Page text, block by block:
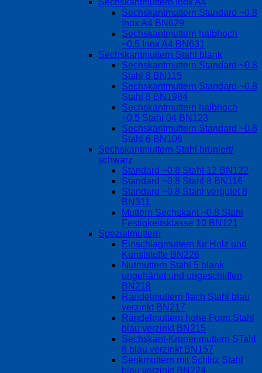
Sechskantmuttern Inox A4
Sechskantmuttern Standard ~0.8
Inox A4 BN629
Sechskantmuttern halbhoch
~0.5 Inox A4 BN631
Sechskantmuttern Stahl blank
Sechskantmuttern Standard ~0.8
Stahl 8 BN115
Sechskantmuttern Standard ~0.8
Stahl 8 BN1984
Sechskantmuttern halbhoch
~0.5 Stahl 04 BN123
Sechskantmuttern Standard ~0.8
Stahl 6 BN108
Sechskantmuttern Stahl brüniert/
schwarz
Standard ~0.8 Stahl 12 BN122
Standard ~0.8 Stahl 8 BN116
Standard ~0.8 Stahl vergütet 8
BN311
Muttern Sechskant ~0.8 Stahl
Festigkeitsklasse 10 BN121
Spezialmuttern
Einschlagmuttern für Holz und
Kunststoffe BN226
Nutmuttern Stahl 5 blank
ungehärtet und ungeschliffen
BN218
Rändelmuttern flach Stahl blau
verzinkt BN217
Rändelmuttern hohe Form Stahl
blau verzinkt BN215
Sechskant-Kronenmuttern STahl
8 blau verzinkt BN157
Senkmuttern mit Schlitz Stahl
blau verzinkt BN224